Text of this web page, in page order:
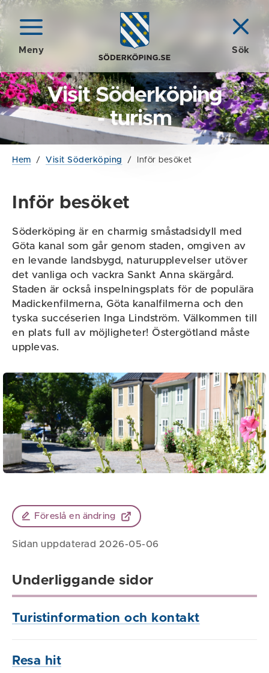
Meny Sök
Visit Söderköping
- turism
Hem / Visit Söderköping / Inför besöket
Inför besöket
Söderköping är en charmig småstadsidyll med
Göta kanal som går genom staden, omgiven av
en levande landsbygd, naturupplevelser utöver
det vanliga och vackra Sankt Anna skärgård.
Staden är också inspelningsplats för de populära
Madickenfilmerna, Göta kanalfilmerna och den
tyska succéserien Inga Lindström. Välkommen till
en plats full av möjligheter! Östergötland måste
upplevas.
Föreslå en ändring
Sidan uppdaterad 2026-05-06
Underliggande sidor
Turistinformation och kontakt
Resa hit